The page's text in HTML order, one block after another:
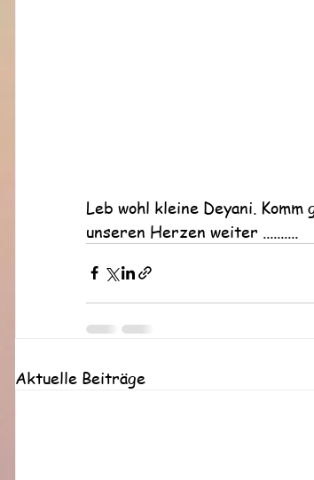
Leb wohl kleine Deyani.
unseren Herzen weiter ..........
Aktuelle Beiträge